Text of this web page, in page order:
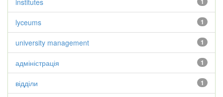
institutes
1
lyceums
1
university management
1
адміністрація
1
відділи